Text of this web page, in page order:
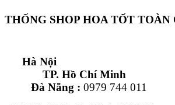
THỐNG SHOP HOA TỐT TOÀN
Hà
TP. Hồ Chí
Đà Nẵng : 0979 744 011